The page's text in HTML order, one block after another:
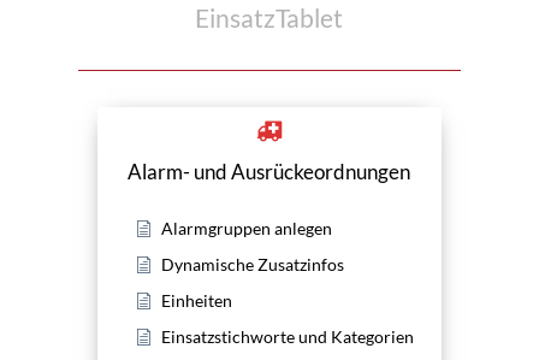
EinsatzTablet
Alarm- und Ausrückeordnungen
Alarmgruppen anlegen
Dynamische Zusatzinfos
Einheiten
Einsatzstichworte und Kategorien